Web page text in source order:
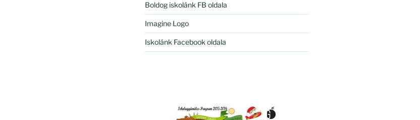
Boldog iskolánk FB oldala
Imagine Logo
Iskolánk Facebook oldala